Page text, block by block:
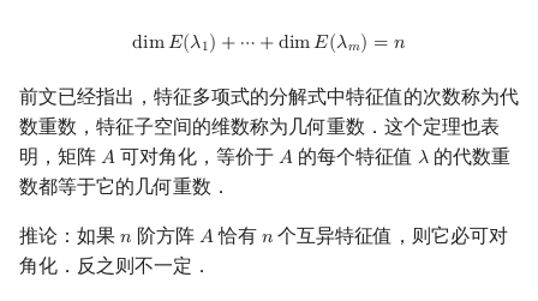
dim𝐸(𝜆1) + ⋯ +dim𝐸(𝜆𝑚) = 𝑛
dimE(λ 1)+⋯+dimE(λm = n
前文已经指出，特征多项式的分解式中特征值的次数称为代
数重数，特征子空间的维数称为几何重数．这个定理也表
明，矩阵 𝐴
A 可对角化，等价于 𝐴
A 的每个特征值 𝜆
λ 的代数重
数都等于它的几何重数．
推论：如果 𝑛
n 阶方阵 𝐴
A 恰有 𝑛
n 个互异特征值，则它必可对
角化．反之则不一定．